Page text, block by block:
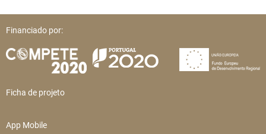
Financiado por:
Ficha de projeto
App Mobile